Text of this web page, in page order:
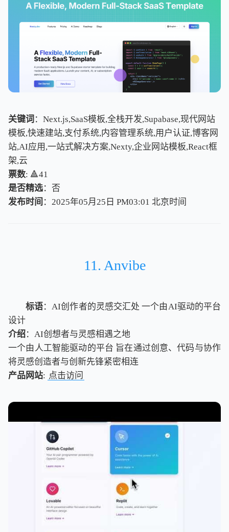
关键词 ：Next.js,SaaS模板,全栈开发,Supabase,现代网站
模板,快速建站,支付系统,内容管理系统,用户认证,博客网
站,AI应用,一站式解决方案,Nexty,企业网站模板,React框
架,云
票数: 🔺41
是否精选：否
发布时间 ：2025年05月25日 PM03:01 北京时间
北京时间
11. Anvibe
标语：AI创作者的灵感交汇处 一个由AI驱动的平台
设计
介绍：AI创想者与灵感相遇之地
一个由人工智能驱动的平台 旨在通过创意、代码与协作
将灵感创造者与创新先锋紧密相连
产品网站: 点击访问